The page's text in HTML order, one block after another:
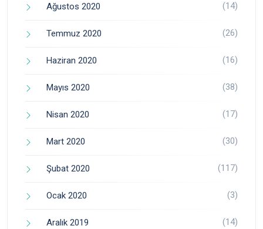
Ağustos 2020 (14)
Temmuz 2020 (26)
Haziran 2020 (16)
Mayıs 2020 (38)
Nisan 2020 (17)
Mart 2020 (30)
Şubat 2020 (117)
Ocak 2020 (3)
Aralık 2019 (14)